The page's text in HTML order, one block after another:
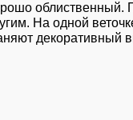
На одной